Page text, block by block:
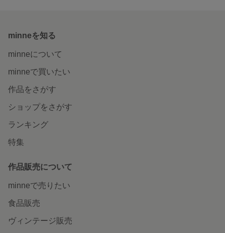
minneを知る
minneについて
minneで買いたい
作品をさがす
ショップをさがす
ランキング
特集
作品販売について
minneで売りたい
食品販売
ヴィンテージ販売